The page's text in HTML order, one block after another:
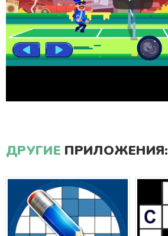
ДРУГИЕ ПРИЛОЖЕНИЯ: